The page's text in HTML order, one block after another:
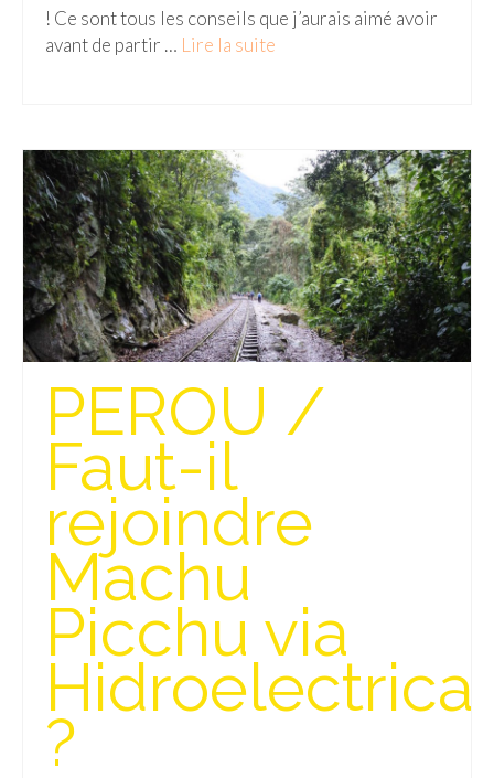
! Ce sont tous les conseils que j’aurais aimé avoir
avant de partir … Lire la suite­­
PEROU /
Faut-il
rejoindre
Machu
Picchu via
Hidroelectrica
?